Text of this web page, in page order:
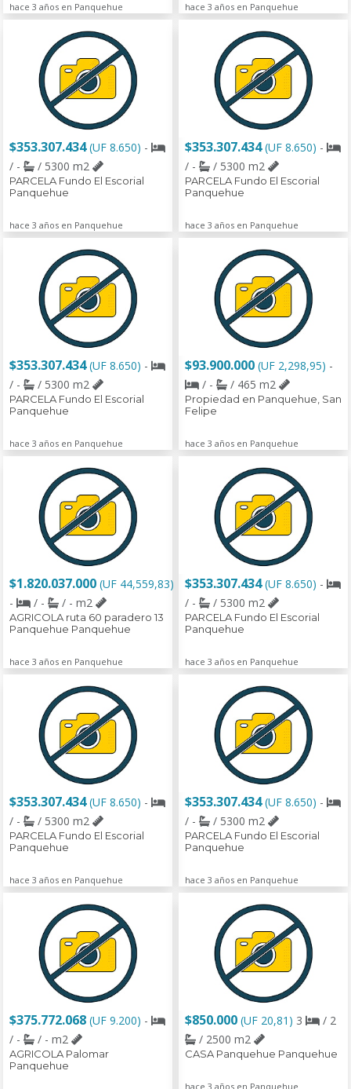
hace 3 años en Panquehue hace 3 años en Panquehue
$353.307.434(UF 8.650) -
/ -
/ 5300 m2
PARCELA Fundo El Escorial
Panquehue
hace 3 años en Panquehue
$353.307.434(UF 8.650) -
/ -
/ 5300 m2
PARCELA Fundo El Escorial
Panquehue
hace 3 años en Panquehue
$353.307.434(UF 8.650) -
/ -
/ 5300 m2
PARCELA Fundo El Escorial
Panquehue
hace 3 años en Panquehue
$93.900.000 (UF 2,298,95) -
/ -
/ 465 m2
Propiedad en Panquehue, San
Felipe
hace 3 años en Panquehue
$1.820.037.000 (UF 44,559,83)
-
/ - / - m2
AGRICOLA ruta 60 paradero 13
Panquehue Panquehue
hace 3 años en Panquehue
$353.307.434(UF 8.650) -
/ -
/ 5300 m2
PARCELA Fundo El Escorial
Panquehue
hace 3 años en Panquehue
$353.307.434(UF 8.650) -
/ -
/ 5300 m2
PARCELA Fundo El Escorial
Panquehue
hace 3 años en Panquehue
$353.307.434(UF 8.650) -
/ -
/ 5300 m2
PARCELA Fundo El Escorial
Panquehue
hace 3 años en Panquehue
$375.772.068 (UF 9.200) -
/ -
/ - m2
AGRICOLA Palomar
Panquehue
$850.000 (UF 20,81) 3
/ 2
/ 2500 m2
CASA Panquehue Panquehue
hace 3 años en Panquehue